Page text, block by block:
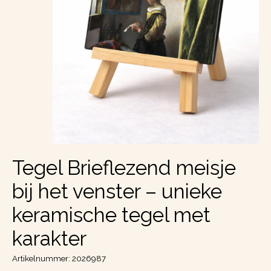
Tegel Brieflezend meisje
bij het venster – unieke
keramische tegel met
karakter
Artikelnummer: 2026987